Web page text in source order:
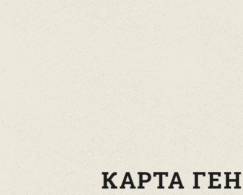
КАРТА